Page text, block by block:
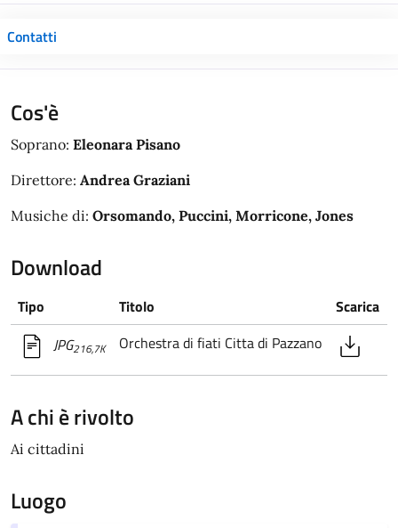
Contatti
Cos'è
Soprano: Eleonara Pisano
Direttore: Andrea Graziani
Musiche di: Orsomando, Puccini, Morricone, Jones
Download
Tipo Titolo
Scarica
JPG216,7K Orchestra di fiati Citta di Pazzano
A chi è rivolto
Ai cittadini
Luogo